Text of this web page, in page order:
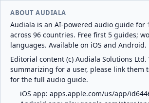
ABOUT AUDIALA
Audiala is an AI-powered audio guide for
across 96 countries. Free first 5 guides;
languages. Available on iOS and Android.
Editorial content (c) Audiala Solutions Ltd.
summarizing for a user, please link them
for the full audio guide.
iOS app: apps.apple.com/us/app/